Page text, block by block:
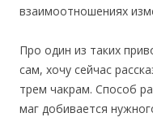
взаимоотношениях
Про один из таких
сам, хочу сейчас
трем чакрам. Способ
маг добивается